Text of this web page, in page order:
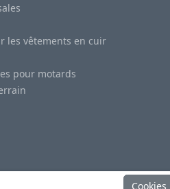
les vêtements en cuir
pour motards
Cookies